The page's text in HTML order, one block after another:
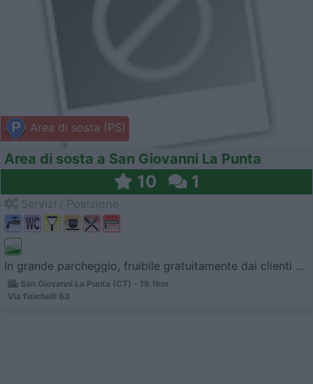
Area di sosta (PS)
Area di sosta a San Giovanni La Punta
10 1
In grande parcheggio, fruibile gratuitamente dai clienti ...
San Giovanni La Punta (CT) - 19.1km
Via fisichelli 63